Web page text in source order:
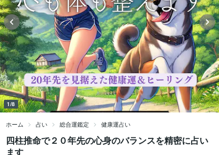
1/8
ホーム 占い 総合運鑑定 健康運占い
四柱推命で２０年先の心身のバランスを精密に占い
ます